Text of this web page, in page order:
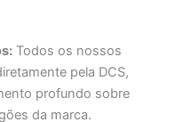
Todos os nossos
pela DCS,
profundo sobre
da marca.